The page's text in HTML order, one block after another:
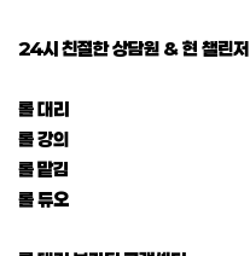
24시 친절한 상담원 & 현 챌린
롤 대리
롤 강의
롤 맡김
롤 듀오